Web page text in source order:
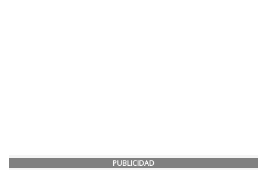
PUBLICIDAD